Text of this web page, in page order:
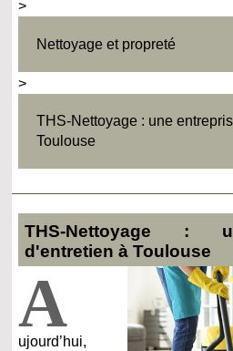
>
Nettoyage et propreté
>
THS-Nettoyage : une
Toulouse
THS-Nettoyage :
d'entretien à Toulouse
A
ujourd’hui,